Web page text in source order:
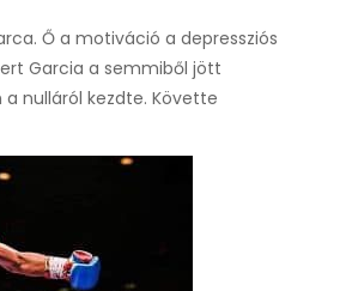
Ő a motiváció a depressziós
Garcia a semmiből jött
a nulláról kezdte. Követte